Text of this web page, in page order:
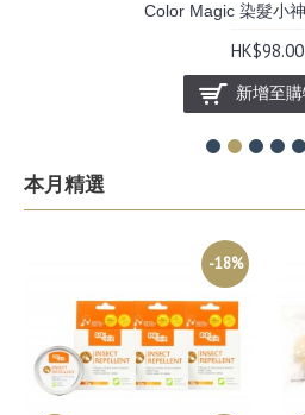
Color Magic 染髮小
HK$98.00
新增至
本月精選
-18%